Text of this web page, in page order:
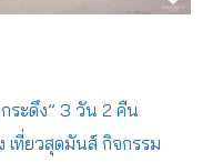
ระดึง” 3 วัน 2 คืน
เที่ยวสุดมันส์ กิจกรรม